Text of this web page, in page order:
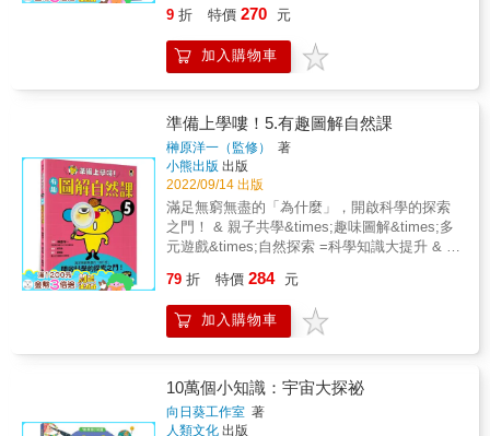
包羅萬象，精采可期。 4.國小社會科最佳輔助
要，難度適中、輕鬆幽默的文字書寫，讓中高
年級的孩子可以自行學習、閱讀。類型多元的
資料和數據，更可當作家長與教師教學上方便
實用的資料庫。 得獎紀錄 ★加拿大皇家地理學
會銀獎 ★藍彼得圖書獎 &
呈現探險家憑著智慧、機智和勇氣，越過沙
&hellip;&hellip;探索未知的領域，一場又一場冒
險犯難的故事，激發孩子的勇氣與求知的慾
望。 2.簡明扼要的圖解說明 以幽默活潑的圖
的過程，輕鬆了解雨林的分層、環礁的奧祕、
火山的類型、沙漠的分布&hellip;&hellip;讓地理
知識變得好讀好吸收。 3.包羅萬象的主題內容
「神奇酷地理」系列共8本，主題包含雨林、島
嶼、沙漠、風暴、地震、火山、極地、高山，
內容有探險歷程、地科原理、生態奇景、自然
景觀、人文故事、環境省思&hellip;&hellip;內容
教材 對於地理、大氣現象的解釋，力求簡單扼
要，難度適中、輕鬆幽默的文字書寫，讓中高
年級的孩子可以自行學習、閱讀。類型多元的
會銀獎 ★藍彼得圖書獎 &
20多種語言，風行全球！ ★比小說更生動、比
漫畫更爆笑，不用死背，搞定酷地理！ & 是什
麼讓號稱無敵的西班牙無敵艦隊幾乎全軍覆
《威力驚人的風暴》裡！ & 什麼會像陀螺一樣
旋轉、像獅子一樣怒吼，還能把房子吹得支離
破碎？ 發生在熱帶海面，帶來強風豪雨，甚至
讓你不用去上學的氣象災害又是什麼？ 你可能
已經猜到，答案就是龍捲風和颱風。 全球有幾
億人口住在遭受威力驚人的風暴肆虐的地區，
蒙受生命和財產的巨大威脅。 不過，風暴真的
只會帶來災難嗎？ 答案並非如此！ & 系列四大
特色 & 1.刺激精采的探險故事 涵蓋了從古至今
和勇氣，越過沙漠、深入原始叢林、挑戰極
地、高山&hellip;&hellip;探索未知的領域，一場
又一場冒險犯難的故事，激發孩子的勇氣與求
知的慾望。 & 2.簡明扼要的圖解說明 以幽默活
潑的圖象，輕鬆簡明的文字，說明各種地理現
象形成的過程，輕鬆了解雨林的分層、環礁的
9 折 特價 270 元
加入購物車
準備上學嘍！5.有趣圖解自然課
榊原洋一（監修）
著
小熊出版 出版
2022/09/14 出版
滿足無窮無盡的「為什麼」，開啟科學的探索
之門！ & 親子共學&times;趣味圖解&times;多
元遊戲&times;自然探索 =科學知識大提升 & ★
幫助孩子認識自然世界，養成探索習慣，輕鬆
迎接校園生活！ ★掌握「玩樂式學習」精神，
藉由猜謎、迷宮、找一找、手工勞作等遊戲，
主動探索世界並動手實作，將知識化為體驗。
& 「蔬果切開後會是什麼樣子？」 「鳥為什麼
可以在天上飛？」 「颱風好可怕，究竟為什麼
79 折 特價 284 元
加入購物車
10萬個小知識：宇宙大探祕
向日葵工作室 著
人類文化 出版